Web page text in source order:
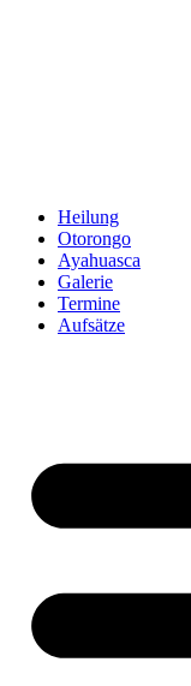
Heilung
Otorongo
Ayahuasca
Galerie
Termine
Aufsätze